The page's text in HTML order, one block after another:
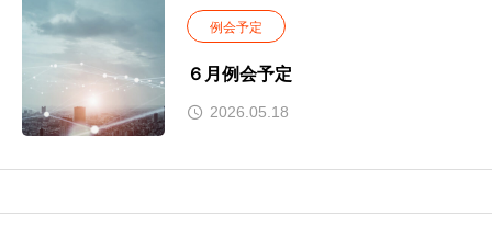
例会予定
６月例会予定
2026.05.18